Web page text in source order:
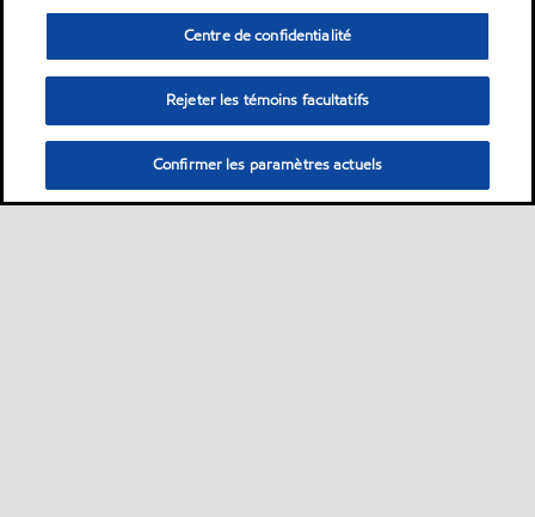
Centre de confidentialité
Rejeter les témoins facultatifs
Confirmer les paramètres actuels